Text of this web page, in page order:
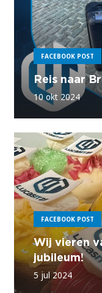
FACEBOOK POST
Reis naar
10 okt 2024
FACEBOOK POST
Wij vieren
jubileum!
5 jul 2024